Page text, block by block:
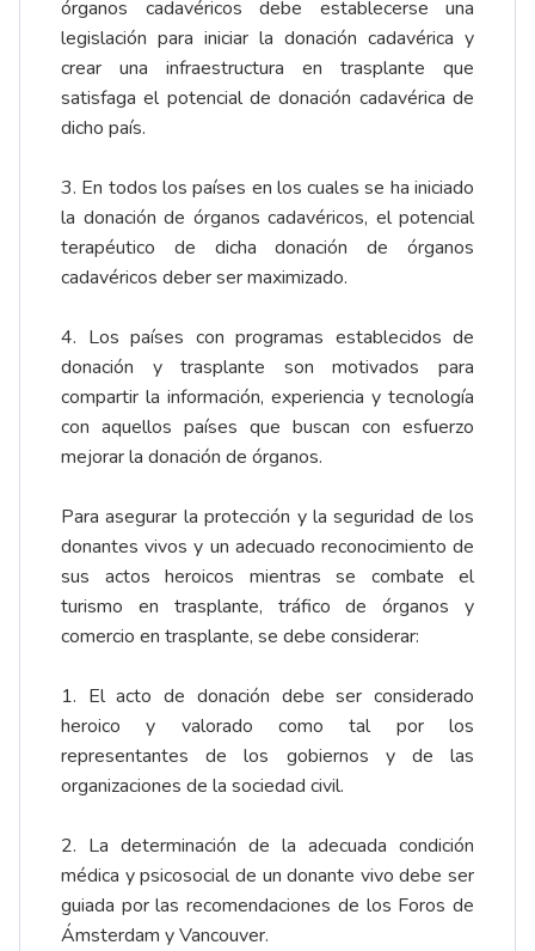
órganos cadavéricos debe establecerse una
legislación para iniciar la donación cadavérica y
crear una infraestructura en trasplante que
satisfaga el potencial de donación cadavérica de
dicho país.
3. En todos los países en los cuales se ha iniciado
la donación de órganos cadavéricos, el potencial
terapéutico de dicha donación de órganos
cadavéricos deber ser maximizado.
4. Los países con programas establecidos de
donación y trasplante son motivados para
compartir la información, experiencia y tecnología
con aquellos países que buscan con esfuerzo
mejorar la donación de órganos.
Para asegurar la protección y la seguridad de los
donantes vivos y un adecuado reconocimiento de
sus actos heroicos mientras se combate el
turismo en trasplante, tráfico de órganos y
comercio en trasplante, se debe considerar:
1. El acto de donación debe ser considerado
heroico y valorado como tal por los
representantes de los gobiernos y de las
organizaciones de la sociedad civil.
2. La determinación de la adecuada condición
médica y psicosocial de un donante vivo debe ser
guiada por las recomendaciones de los Foros de
Ámsterdam y Vancouver.